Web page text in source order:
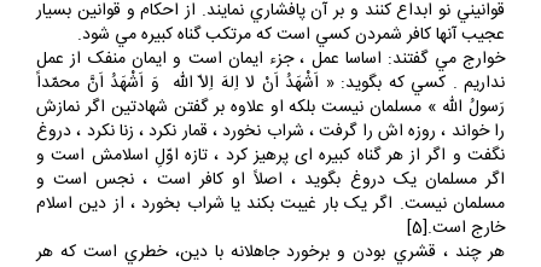
خوارج به سرعت از صراط مستقيم فاصله بگيرند و هر روز احکام و
قوانيني نو ابداع کنند و بر آن پافشاري نمايند. از احکام و قوانين بسيار
عجيب آنها کافر شمردن کسي است که مرتکب گناه کبيره مي شود.
خوارج مي گفتند: اساسا عمل ، جزء ايمان است و ايمان منفک از عمل
نداريم . کسي که بگويد: « اَشْهَدُ اَنْ لا اِلهَ اِلاّ اللّه ‏ وَ اَشْهَدُ اَنَّ محمّداً
رَسولُ اللّه ‏» مسلمان نيست بلکه او علاوه بر گفتن شهادتين اگر نمازش
را خواند ، روزه‏ اش را گرفت ، شراب نخورد ، قمار نکرد ، زنا نکرد ، دروغ
نگفت و اگر از هر گناه کبيره اى پرهيز کرد ، تازه اوّلِ اسلامش است و
اگر مسلمان يک دروغ بگويد ، اصلاً او کافر است ، نجس است و
مسلمان نيست. اگر يک بار غيبت بکند يا شراب بخورد ، از دين اسلام
خارج است.[5]